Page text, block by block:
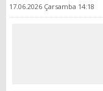
17.06.2026 Çarsamba 14:18